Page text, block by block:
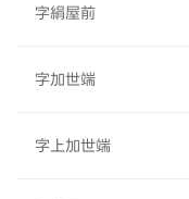
字絹屋前
字加世端
字上加世端